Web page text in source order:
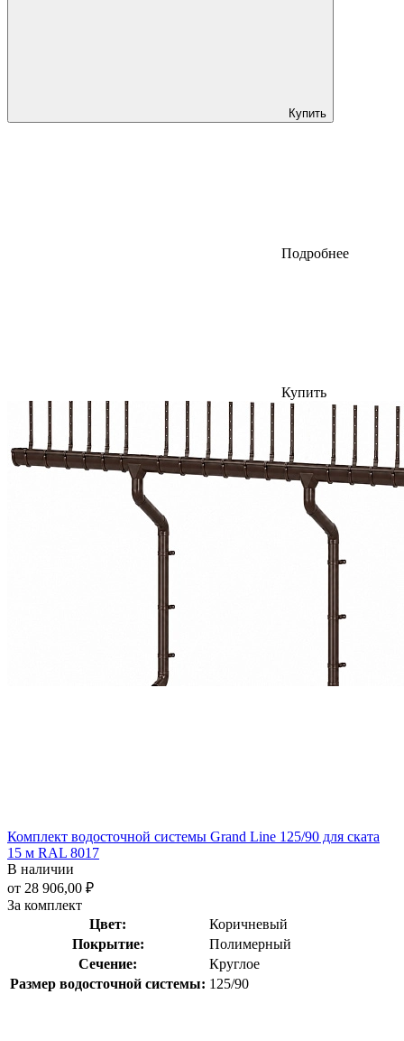
Купить
Подробнее
Купить
Комплект водосточной системы Grand Line 125/90 для ската
15 м RAL 8017
В наличии
от 28 906,00 ₽
За комплект
Цвет:
Коричневый
Покрытие:
Полимерный
Сечение:
Круглое
Размер водосточной системы: 125/90